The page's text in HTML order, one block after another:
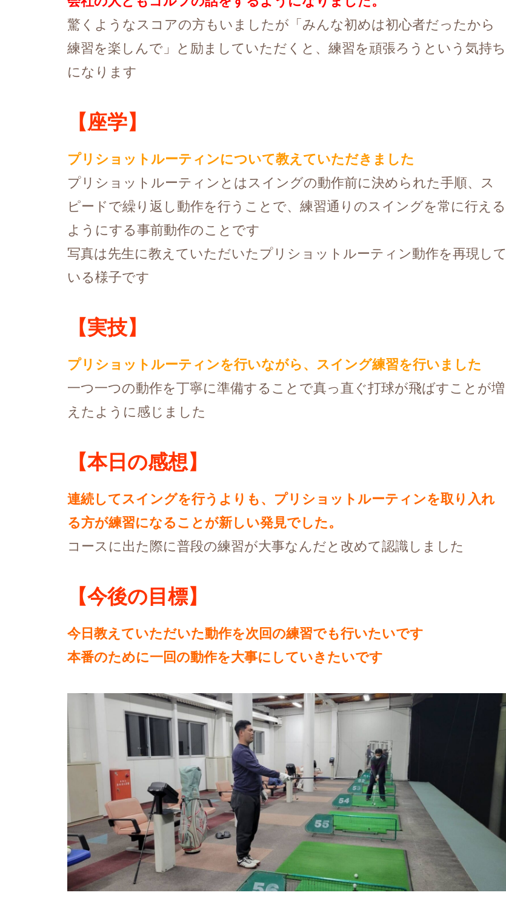
驚くようなスコアの方もいましたが「みんな初めは初心者だったから
練習を楽しんで」と励ましていただくと、練習を頑張ろうという気持ち
になります
【座学】
プリショットルーティンについて教えていただきました
プリショットルーティンとはスイングの動作前に決められた手順、ス
ピードで繰り返し動作を行うことで、練習通りのスイングを常に行える
ようにする事前動作のことです
写真は先生に教えていただいたプリショットルーティン動作を再現して
いる様子です
【実技】
プリショットルーティンを行いながら、スイング練習を行いました
一つ一つの動作を丁寧に準備することで真っ直ぐ打球が飛ばすことが増
えたように感じました
【本日の感想】
連続してスイングを行うよりも、プリショットルーティンを取り入れ
る方が練習になることが新しい発見でした。
コースに出た際に普段の練習が大事なんだと改めて認識しました
【今後の目標】
今日教えていただいた動作を次回の練習でも行いたいです
本番のために一回の動作を大事にしていきたいです